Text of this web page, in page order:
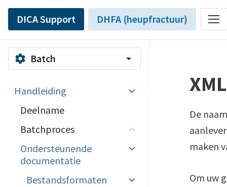
DICA Support DHFA (heupfractuur)
settings Batch arrow_drop_down
Handleiding
Deelname
Batchproces
Ondersteunende
documentatie
Bestandsformaten
XML
De
maken
Om uw